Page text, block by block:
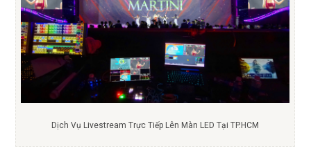
Dịch Vụ Livestream Trực Tiếp Lên Màn LED Tại TP.HCM